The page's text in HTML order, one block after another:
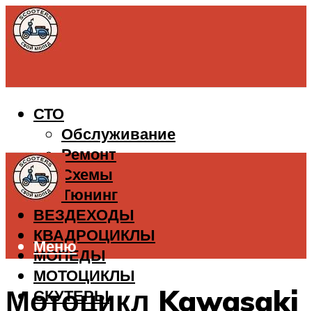
СТО
Обслуживание
Ремонт
Схемы
Тюнинг
ВЕЗДЕХОДЫ
КВАДРОЦИКЛЫ
МОПЕДЫ
МОТОЦИКЛЫ
СКУТЕРЫ
Меню
Мотоцикл Kawasaki